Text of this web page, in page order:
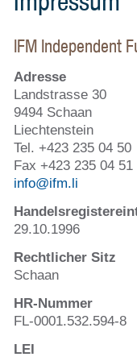
IFM Independent
Adresse
Landstrasse 30
9494 Schaan
Liechtenstein
Tel. +423 235 04 50
Fax +423 235 04 51
info@ifm.li
29.10.1996
Rechtlicher Sitz
Schaan
HR-Nummer
FL-0001.532.594-8
LEI